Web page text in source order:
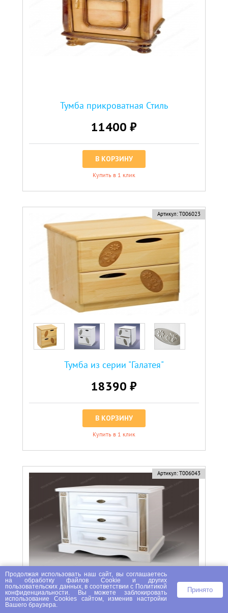
Тумба прикроватная Стиль
11400 ₽
В КОРЗИНУ
Купить в 1 клик
Артикул: Т006023
Тумба из серии "Галатея"
18390 ₽
В КОРЗИНУ
Купить в 1 клик
Артикул: Т006043
Продолжая использовать наш сайт, вы соглашаетесь
на обработку файлов Сookie и других
пользовательских данных, в соответствии с Политикой
конфиденциальности . Вы можете заблокировать
использование Cookies сайтом, изменив настройки
Вашего браузера.
Принято